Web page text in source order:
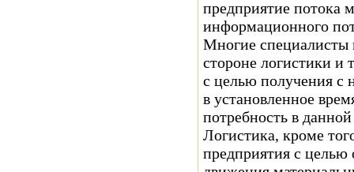
предприятие потока
информационного
Многие специалисты
стороне логистики и
с целью получения с
в установленное
потребность в
Логистика, кроме
предприятия с целью